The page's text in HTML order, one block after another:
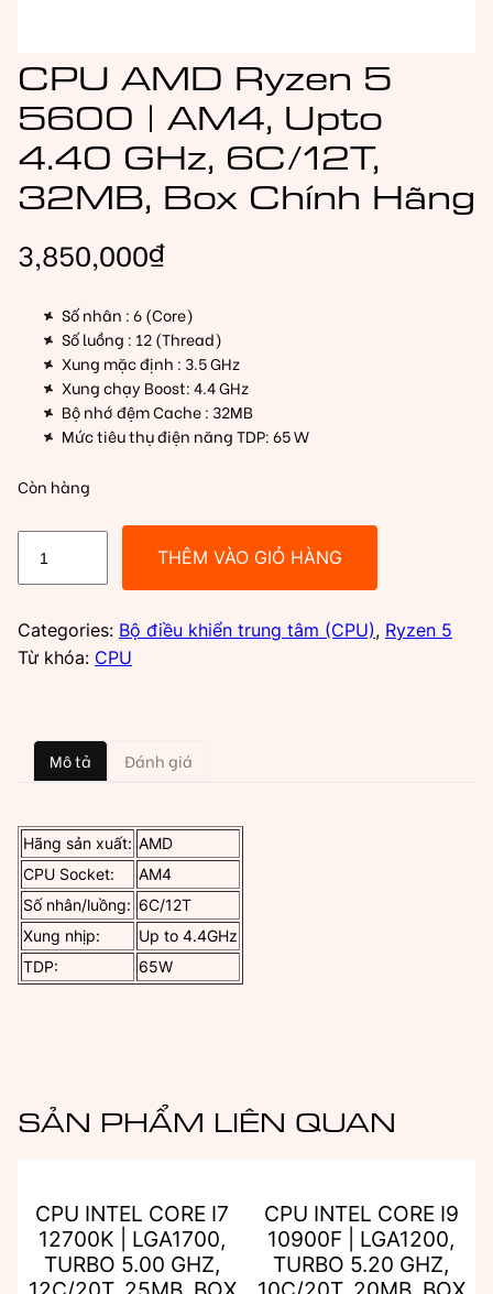
CPU AMD Ryzen 5
5600 | AM4, Upto
4.40 GHz, 6C/12T,
32MB, Box Chính Hãng
3,850,000₫
Số nhân : 6 (Core)
Số luồng : 12 (Thread)
Xung mặc định : 3.5 GHz
Xung chạy Boost: 4.4 GHz
Bộ nhớ đệm Cache : 32MB
Mức tiêu thụ điện năng TDP: 65 W
Còn hàng
AMD
5
5600
Upto
4.40
32MB,
Box
Chính
Hãng
số
lượng
THÊM VÀO GIỎ HÀNG
Categories: Bộ điều khiển trung tâm (CPU), Ryzen 5
Từ khóa: CPU
Mô tả Đánh giá
Hãng sản xuất: AMD
CPU Socket:
AM4
Số nhân/luồng: 6C/12T
Xung nhịp:
Up to 4.4GHz
TDP:
65W
SẢN PHẨM LIÊN QUAN
CPU INTEL CORE I7
12700K | LGA1700,
TURBO 5.00 GHZ,
CPU INTEL CORE I9
10900F | LGA1200,
TURBO 5.20 GHZ,